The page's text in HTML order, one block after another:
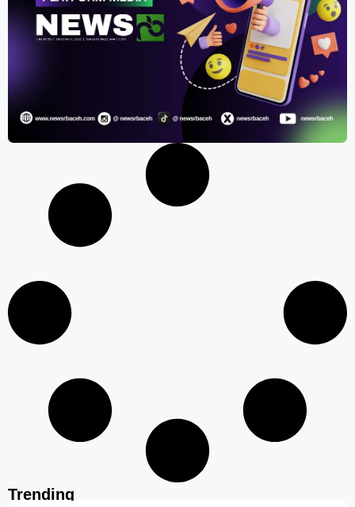
Trending